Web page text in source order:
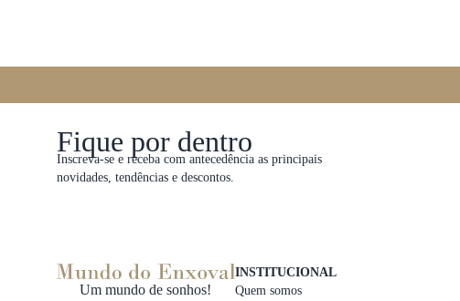
Fique por dentro
Inscreva-se e receba com antecedência as principais
novidades, tendências e descontos.
Um mundo de sonhos!
INSTITUCIONAL
Quem somos